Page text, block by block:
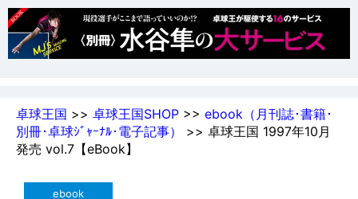
卓球王国>> 卓球王国SHOP >>
ebook（月刊誌･書籍･
別冊･卓球ｼﾞｬｰﾅﾙ･電子記事）